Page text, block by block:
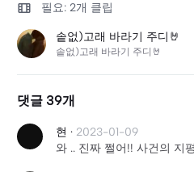
필요: 2개 클립
솥없)고래 바라기 주디🤘
솥없)고래 바라기 주디🤘
댓글 39개
현 · 2023-01-09
와 .. 진짜 쩔어!! 사건의 지